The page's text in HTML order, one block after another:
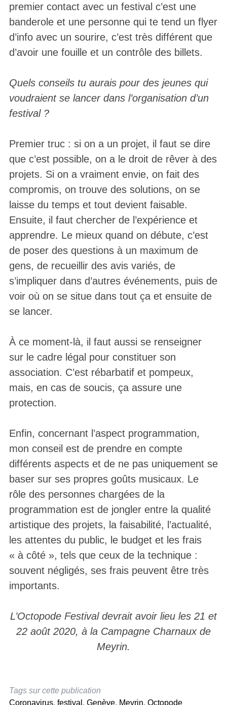
premier contact avec un festival c’est une
banderole et une personne qui te tend un flyer
d’info avec un sourire, c’est très différent que
d’avoir une fouille et un contrôle des billets.
Quels conseils tu aurais pour des jeunes qui
voudraient se lancer dans l’organisation d’un
festival ?
Premier truc : si on a un projet, il faut se dire
que c’est possible, on a le droit de rêver à des
projets. Si on a vraiment envie, on fait des
compromis, on trouve des solutions, on se
laisse du temps et tout devient faisable.
Ensuite, il faut chercher de l’expérience et
apprendre. Le mieux quand on débute, c’est
de poser des questions à un maximum de
gens, de recueillir des avis variés, de
s’impliquer dans d’autres événements, puis de
voir où on se situe dans tout ça et ensuite de
se lancer.
À ce moment-là, il faut aussi se renseigner
sur le cadre légal pour constituer son
association. C’est rébarbatif et pompeux,
mais, en cas de soucis, ça assure une
protection.
Enfin, concernant l’aspect programmation,
mon conseil est de prendre en compte
différents aspects et de ne pas uniquement se
baser sur ses propres goûts musicaux. Le
rôle des personnes chargées de la
programmation est de jongler entre la qualité
artistique des projets, la faisabilité, l’actualité,
les attentes du public, le budget et les frais
« à côté », tels que ceux de la technique :
souvent négligés, ses frais peuvent être très
importants.
L’Octopode Festival devrait avoir lieu les 21 et
22 août 2020, à la Campagne Charnaux de
Meyrin.
Tags sur cette publication
Coronavirus, festival , Genève, Meyrin, Octopode